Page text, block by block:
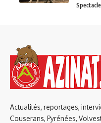
Spectacle
Actualités, reportages,
Couserans, Pyrénées,